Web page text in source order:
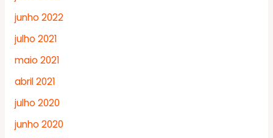
junho 2022
julho 2021
maio 2021
abril 2021
julho 2020
junho 2020